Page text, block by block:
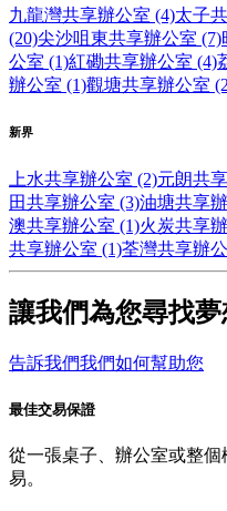
九龍灣共享辦公室 (4)太子
(20)尖沙咀東共享辦公室 (7)
公室 (1)紅磡共享辦公室 (4)
辦公室 (1)觀塘共享辦公室
新界
上水共享辦公室 (2)元朗共
田共享辦公室 (3)油塘共享
澳共享辦公室 (1)火炭共享
共享辦公室 (1)荃灣共享辦
讓我們為您尋找夢
告訴我們我們如何幫助您
最佳交易保證
從一張桌子、辦公室或整
易。